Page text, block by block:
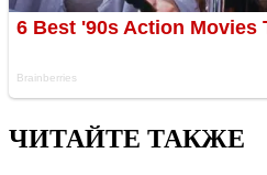
ЧИТАЙТЕ ТАКЖЕ